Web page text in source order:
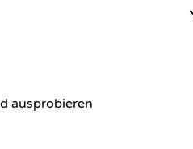
ausprobieren